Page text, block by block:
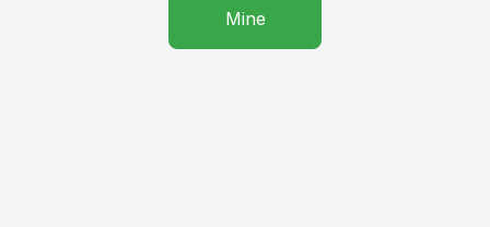
Mine